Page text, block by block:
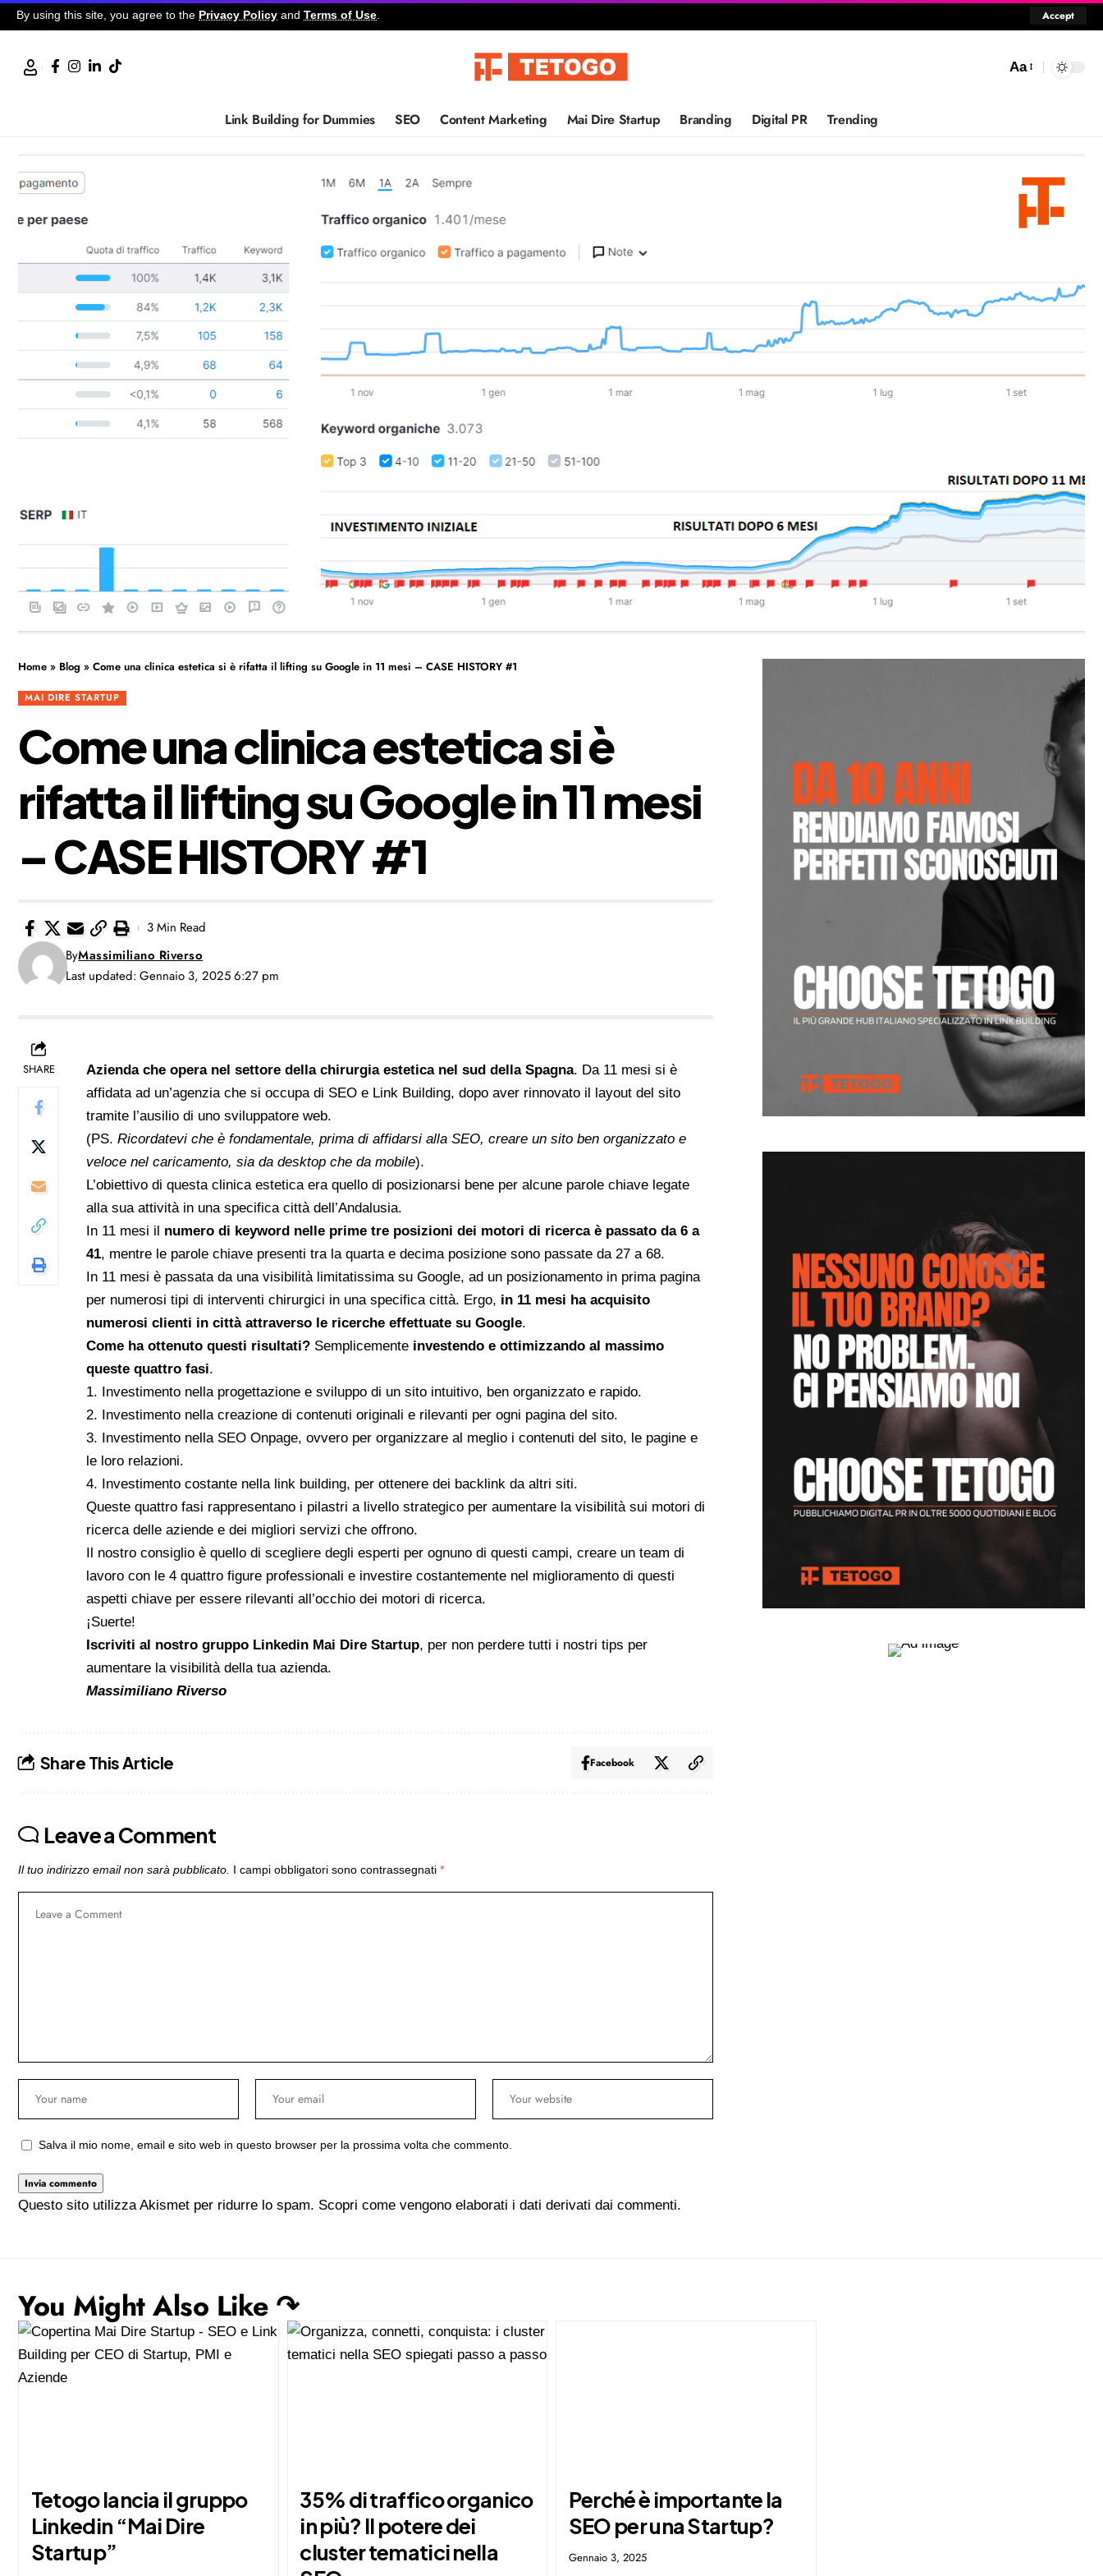
By using this site, you agree to the Privacy Policy and Terms of Use. Accept
Aa
Link Building for Dummies SEO Content Marketing Mai Dire Startup Branding Digital PR Trending
Home » Blog » Come una clinica estetica si è rifatta il lifting su Google in 11 mesi – CASE HISTORY #1
MAI DIRE STARTUP
Come una clinica estetica si è
rifatta il lifting su Google in 11 mesi
– CASE HISTORY #1
Last updated: Gennaio 3, 2025 6:27 pm
ByMassimiliano Riverso
3 Min Read
SHARE Azienda che opera nel settore della chirurgia estetica nel sud della Spagna. Da 11 mesi si è
affidata ad un’agenzia che si occupa di SEO e Link Building, dopo aver rinnovato il layout del sito
tramite l’ausilio di uno sviluppatore web.
(PS.Ricordatevi che è fondamentale, prima di affidarsi alla SEO, creare un sito ben organizzato e
veloce nel caricamento, sia da desktop che da mobile).
L’obiettivo di questa clinica estetica era quello di posizionarsi bene per alcune parole chiave legate
alla sua attività in una specifica città dell’Andalusia.
In 11 mesi il numero di keyword nelle prime tre posizioni dei motori di ricerca è passato da 6 a
41, mentre le parole chiave presenti tra la quarta e decima posizione sono passate da 27 a 68.
In 11 mesi è passata da una visibilità limitatissima su Google, ad un posizionamento in prima pagina
per numerosi tipi di interventi chirurgici in una specifica città. Ergo, in 11 mesi ha acquisito
numerosi clienti in città attraverso le ricerche effettuate su Google.
Come ha ottenuto questi risultati? Semplicemente investendo e ottimizzando al massimo
queste quattro fasi.
1. Investimento nella progettazione e sviluppo di un sito intuitivo, ben organizzato e rapido.
2. Investimento nella creazione di contenuti originali e rilevanti per ogni pagina del sito.
3. Investimento nella SEO Onpage, ovvero per organizzare al meglio i contenuti del sito, le pagine e
le loro relazioni.
4. Investimento costante nella link building, per ottenere dei backlink da altri siti.
Queste quattro fasi rappresentano i pilastri a livello strategico per aumentare la visibilità sui motori di
ricerca delle aziende e dei migliori servizi che offrono.
Il nostro consiglio è quello di scegliere degli esperti per ognuno di questi campi, creare un team di
lavoro con le 4 quattro figure professionali e investire costantemente nel miglioramento di questi
aspetti chiave per essere rilevanti all’occhio dei motori di ricerca.
¡Suerte!
Iscriviti al nostro gruppo Linkedin Mai Dire Startup, per non perdere tutti i nostri tips per
aumentare la visibilità della tua azienda.
Massimiliano Riverso
Share This Article Facebook
Leave a Comment
Il tuo indirizzo email non sarà pubblicato. I campi obbligatori sono contrassegnati *
Salva il mio nome, email e sito web in questo browser per la prossima volta che commento.
Questo sito utilizza Akismet per ridurre lo spam. Scopri come vengono elaborati i dati derivati dai commenti.
You Might Also Like ↷
Tetogo lancia il gruppo
Linkedin “Mai Dire
Startup”
35% di traffico organico
in più? Il potere dei
cluster tematici nella
Perché è importante la
SEO per una Startup?
Gennaio 3, 2025